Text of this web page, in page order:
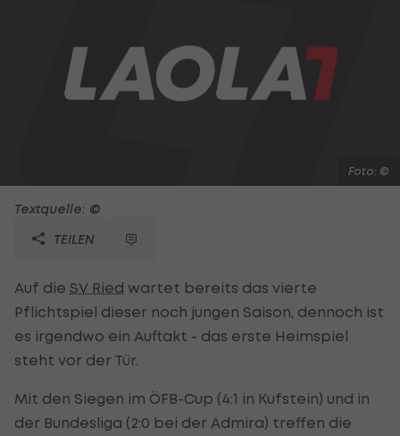
Foto: ©
Textquelle: ©
TEILEN
Auf die SV Ried wartet bereits das vierte
Pflichtspiel dieser noch jungen Saison, dennoch ist
es irgendwo ein Auftakt - das erste Heimspiel
steht vor der Tür.
Mit den Siegen im ÖFB-Cup (4:1 in Kufstein) und in
der Bundesliga (2:0 bei der Admira) treffen die